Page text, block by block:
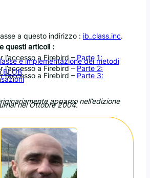
a questo indirizzo : ib_class.inc.
questi articoli :
l’accesso a Firebird – Parte 1:
e implementazione dei metodi
l’accesso a Firebird – Parte 2:
BLOB
l’accesso a Firebird – Parte 3:
apparso nell’edizione
nel Ottobre 2004.